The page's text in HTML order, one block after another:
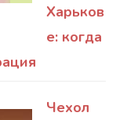
Харьков
е: когда
Чехол